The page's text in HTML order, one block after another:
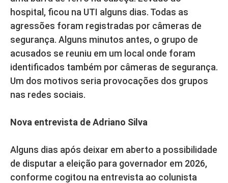
hospital, ficou na UTI alguns dias. Todas as
agressões foram registradas por câmeras de
segurança. Alguns minutos antes, o grupo de
acusados se reuniu em um local onde foram
identificados também por câmeras de segurança.
Um dos motivos seria provocações dos grupos
nas redes sociais.
Nova entrevista de Adriano Silva
Alguns dias após deixar em aberto a possibilidade
de disputar a eleição para governador em 2026,
conforme cogitou na entrevista ao colunista